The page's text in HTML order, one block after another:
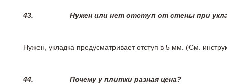
43. Нужен или нет отступ от стены при
Нужен, укладка предусматривает отступ в 5 мм. (См.
44. Почему у плитки разная цена?